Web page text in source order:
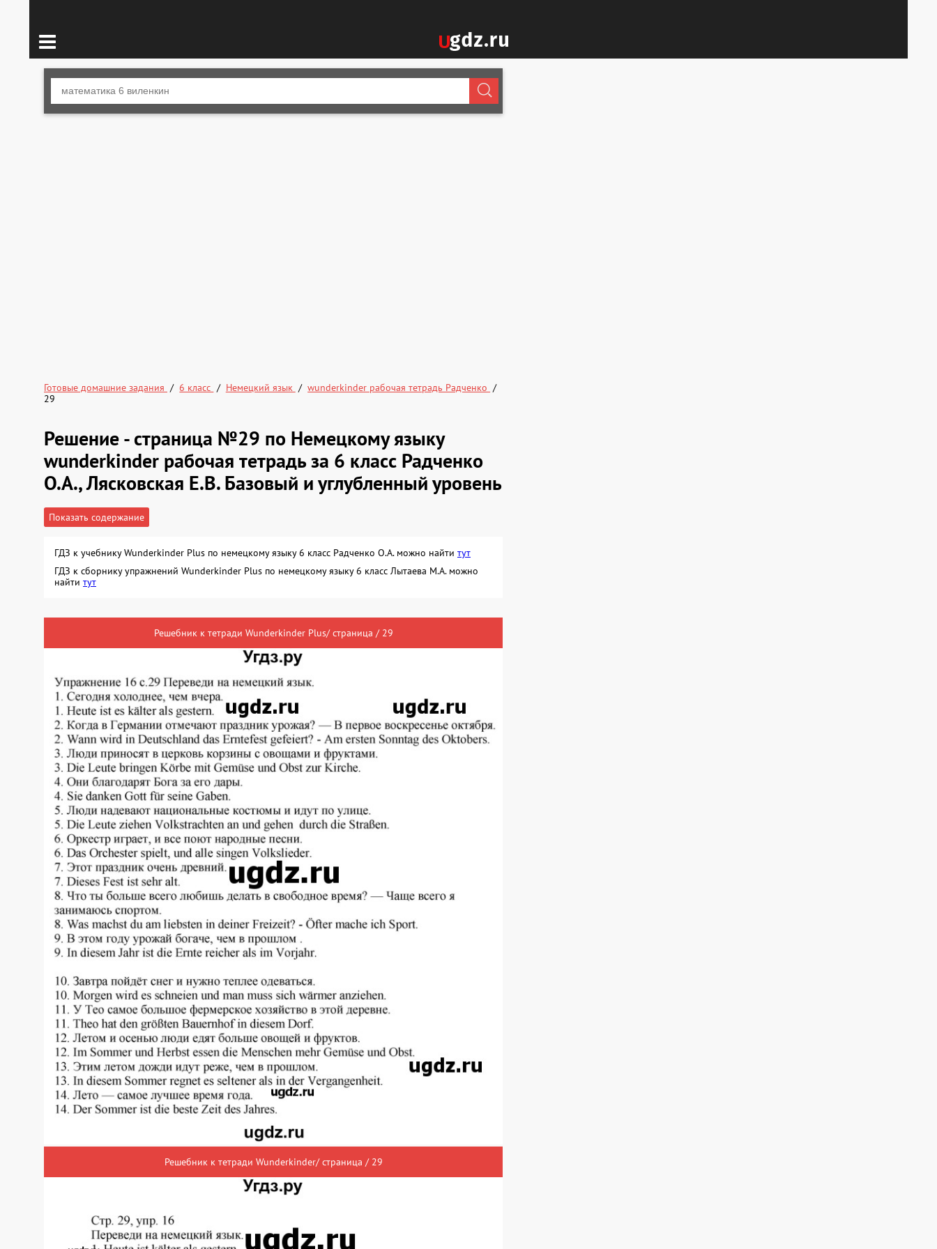
Готовые домашние задания 6 класс Немецкий язык
wunderkinder рабочая тетрадь Радченко
29
Решение - страница №29 по Немецкому языку
wunderkinder рабочая тетрадь за 6 класс Радченко
О.А., Лясковская Е.В. Базовый и углубленный уровень
Показать содержание
ГДЗ к учебнику Wunderkinder Plus по немецкому языку 6 класс Радченко О.А. можно найти тут
ГДЗ к сборнику упражнений Wunderkinder Plus по немецкому языку 6 класс Лытаева М.А. можно
найти тут
Решебник к тетради Wunderkinder Plus/ страница / 29
Решебник к тетради Wunderkinder/ страница / 29